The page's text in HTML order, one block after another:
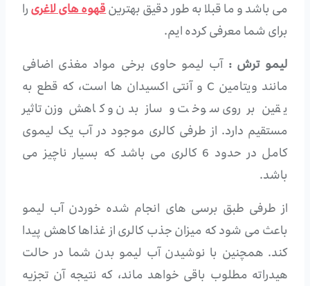
می باشد و ما قبلا به طور دقیق بهترینقهوه های لاغریرا
برای شما معرفی کرده ایم.
لیمو ترش : آب لیمو حاوی برخی مواد مغذی اضافی
مانند ویتامین C و آنتی اکسیدان ها است، که قطع به
یقین بر روی سوخت و ساز بدن و کاهش وزن تاثیر
مستقیم دارد. از طرفی کالری موجود در آب یک لیموی
کامل در حدود 6 کالری می باشد که بسیار ناچیز می
باشد.
از طرفی طبق برسی های انجام شده خوردن آب لیمو
باعث می شود که میزان جذب کالری از غذاها کاهش پیدا
کند. همچنین با نوشیدن آب لیمو بدن شما در حالت
هیدراته مطلوب باقی خواهد ماند، که نتیجه آن تجزیه